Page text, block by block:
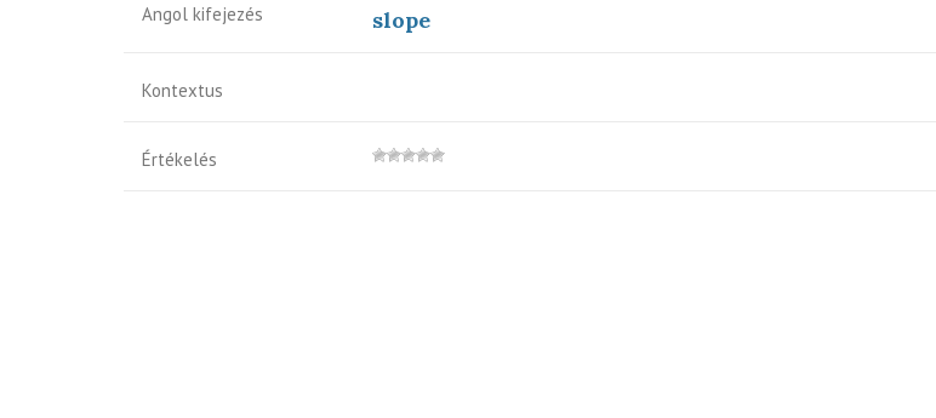
Angol kifejezés slope
Kontextus
Értékelés